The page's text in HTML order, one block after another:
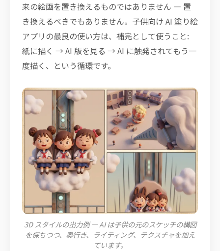
来の絵画を置き換えるものではありません — 置
き換えるべきでもありません。子供向け AI 塗り絵
アプリの最良の使い方は、補完として使うこと:
紙に描く → AI 版を見る → AI に触発されてもう一
度描く、という循環です。
3D スタイルの出力例 — AI は子供の元のスケッチの構図
を保ちつつ、奥行き、ライティング、テクスチャを加え
ています。